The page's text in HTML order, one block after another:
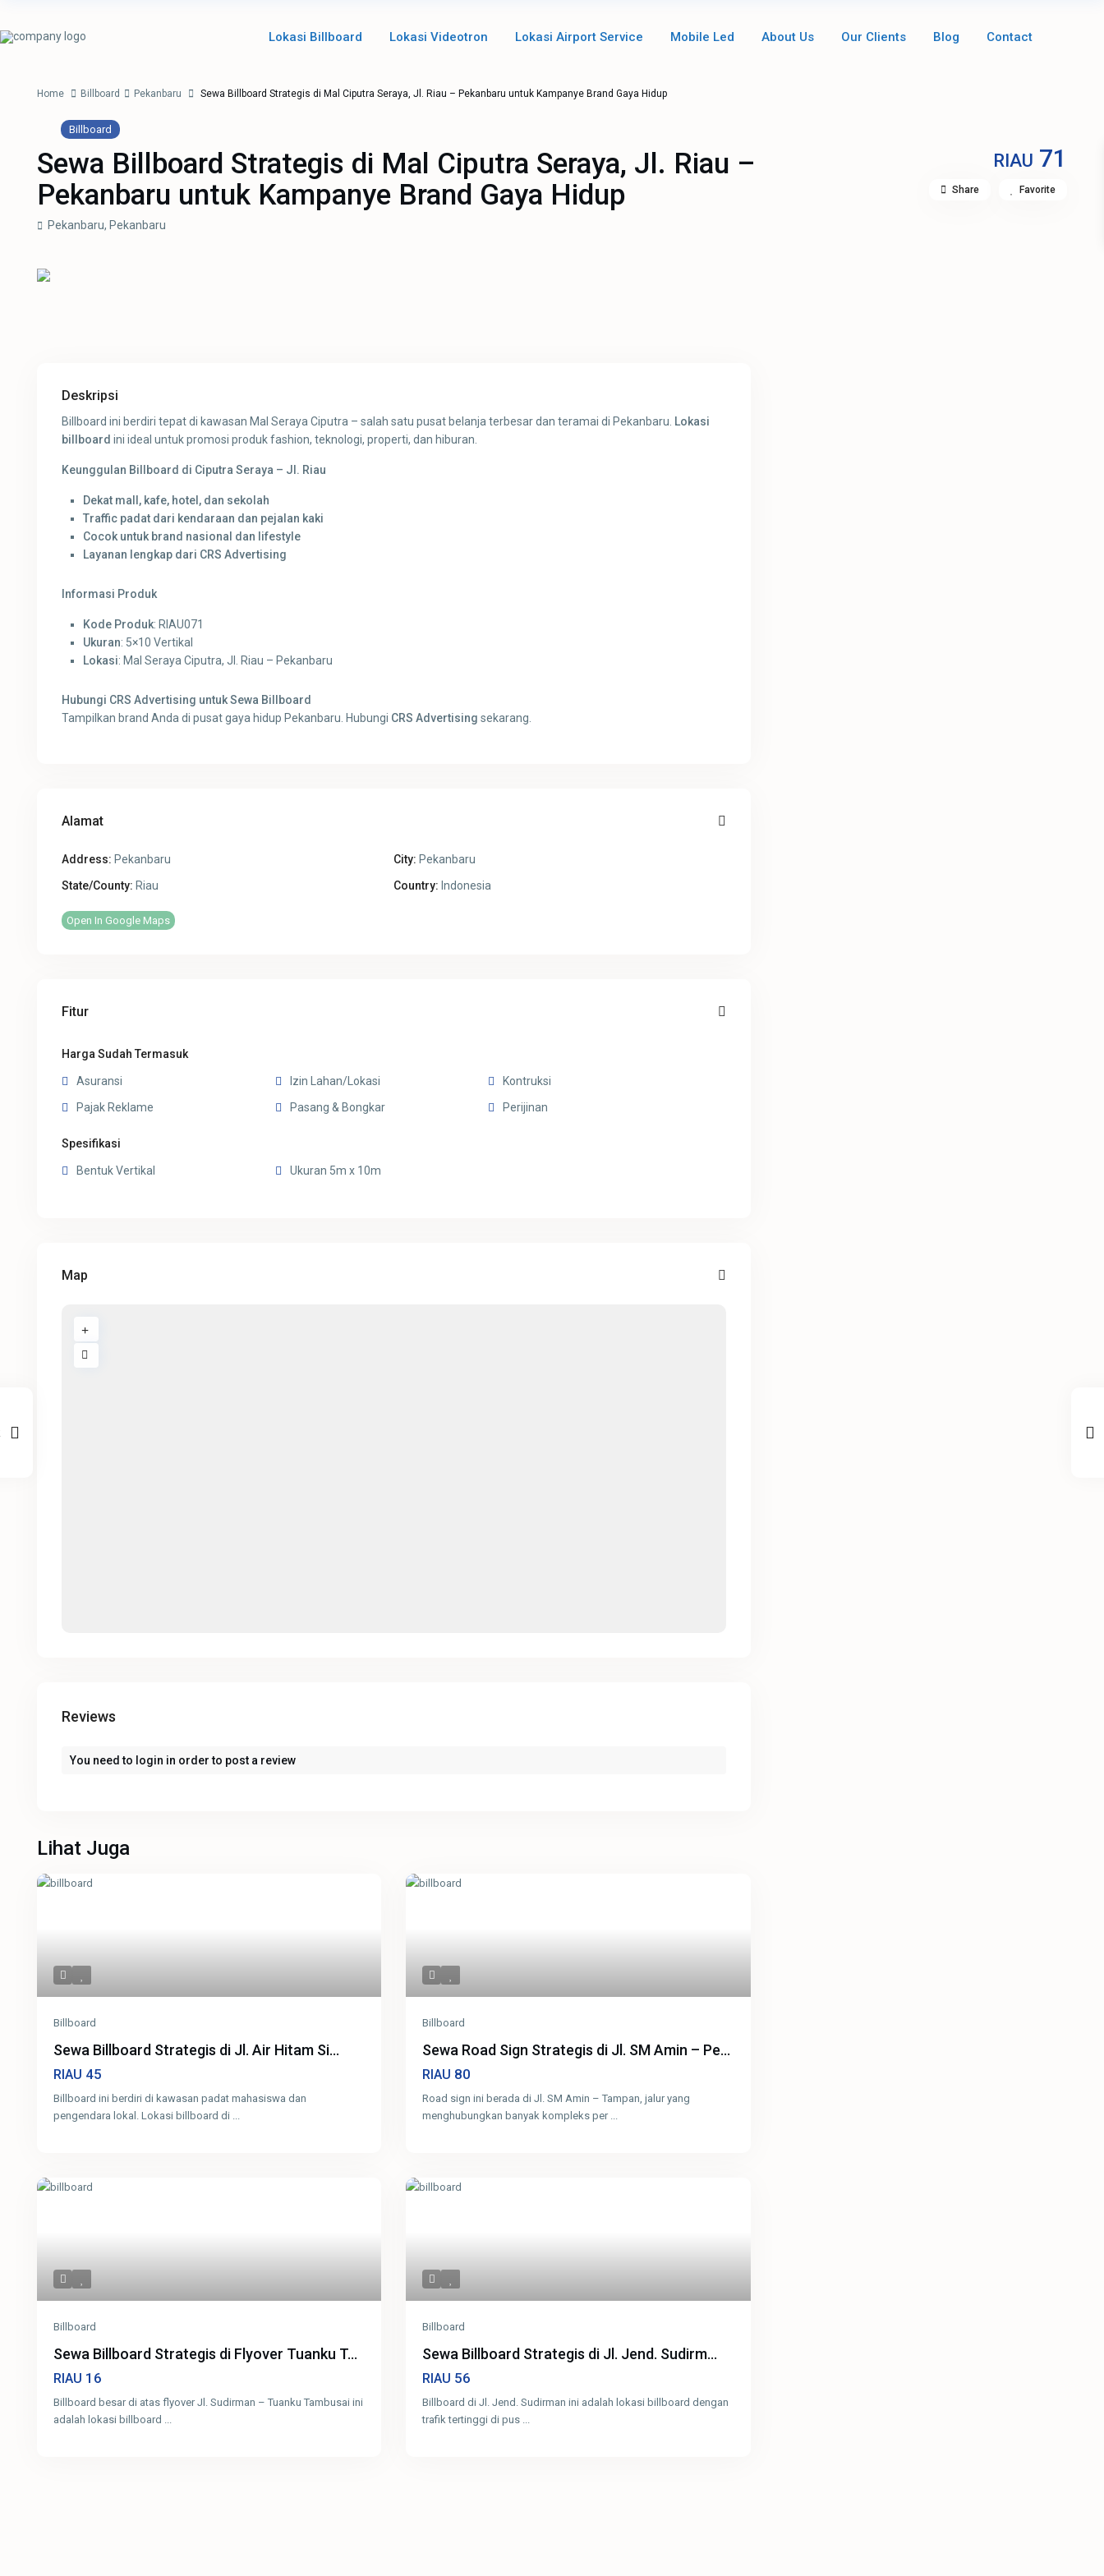
Lokasi Billboard Lokasi Videotron Lokasi Airport Service Mobile Led About Us Our Clients Blog Contact
Home Billboard Pekanbaru Sewa Billboard Strategis di Mal Ciputra Seraya, Jl. Riau – Pekanbaru untuk Kampanye Brand Gaya Hidup
Billboard
Sewa Billboard Strategis di Mal Ciputra Seraya, Jl. Riau –
Pekanbaru untuk Kampanye Brand Gaya Hidup
RIAU 71
Pekanbaru, Pekanbaru
Share Favorite
Deskripsi
Billboard ini berdiri tepat di kawasan Mal Seraya Ciputra – salah satu pusat belanja terbesar dan teramai di Pekanbaru. Lokasi
billboard ini ideal untuk promosi produk fashion, teknologi, properti, dan hiburan.
Keunggulan Billboard di Ciputra Seraya – Jl. Riau
Dekat mall, kafe, hotel, dan sekolah
Traffic padat dari kendaraan dan pejalan kaki
Cocok untuk brand nasional dan lifestyle
Layanan lengkap dari CRS Advertising
Informasi Produk
Kode Produk: RIAU071
Ukuran: 5×10 Vertikal
Lokasi: Mal Seraya Ciputra, Jl. Riau – Pekanbaru
Hubungi CRS Advertising untuk Sewa Billboard
Tampilkan brand Anda di pusat gaya hidup Pekanbaru. Hubungi CRS Advertising sekarang.
Alamat
Address: Pekanbaru City: Pekanbaru
State/County: Riau Country: Indonesia
Open In Google Maps
Fitur
Harga Sudah Termasuk
Asuransi Izin Lahan/Lokasi
Kontruksi
Pajak Reklame
Pasang & Bongkar Perijinan
Spesifikasi
Bentuk Vertikal Ukuran 5m x 10m
Map
Reviews
You need to login in order to post a review
Lihat Juga
Billboard
Sewa Billboard Strategis di Jl. Air Hitam Si...
RIAU 45
Billboard ini berdiri di kawasan padat mahasiswa dan
pengendara lokal. Lokasi billboard di ...
Billboard
Sewa Road Sign Strategis di Jl. SM Amin – Pe...
RIAU 80
Road sign ini berada di Jl. SM Amin – Tampan, jalur yang
menghubungkan banyak kompleks per ...
Billboard
Sewa Billboard Strategis di Flyover Tuanku T...
RIAU 16
Billboard besar di atas flyover Jl. Sudirman – Tuanku Tambusai ini
adalah lokasi billboard ...
Billboard
Sewa Billboard Strategis di Jl. Jend. Sudirm...
RIAU 56
Billboard di Jl. Jend. Sudirman ini adalah lokasi billboard dengan
trafik tertinggi di pus ...